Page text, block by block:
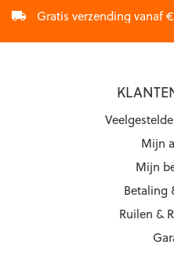
Gratis verzending vanaf
Mijn
Mijn
Betaling
Ruilen &